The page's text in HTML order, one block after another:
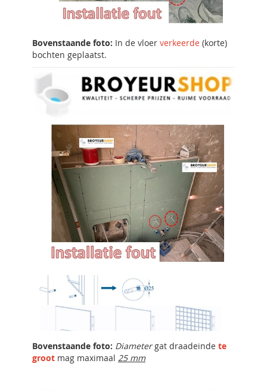
Bovenstaande foto: In de vloer verkeerde (korte)
bochten geplaatst.
Bovenstaande foto: Diametergat draadeinde te
groot mag maximaal 25 mm